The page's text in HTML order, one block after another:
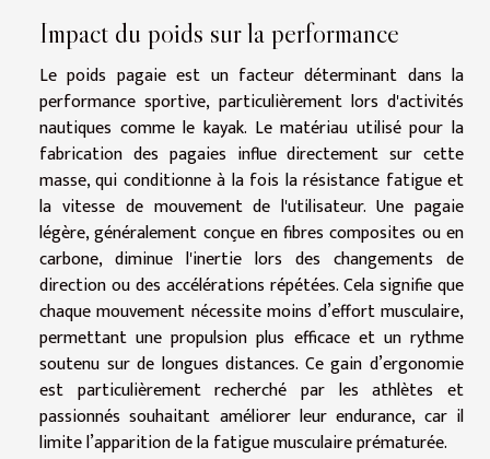
Impact du poids sur la performance
Le poids pagaie est un facteur déterminant dans la
performance sportive, particulièrement lors d'activités
nautiques comme le kayak. Le matériau utilisé pour la
fabrication des pagaies influe directement sur cette
masse, qui conditionne à la fois la résistance fatigue et
la vitesse de mouvement de l'utilisateur. Une pagaie
légère, généralement conçue en fibres composites ou en
carbone, diminue l'inertie lors des changements de
direction ou des accélérations répétées. Cela signifie que
chaque mouvement nécessite moins d’effort musculaire,
permettant une propulsion plus efficace et un rythme
soutenu sur de longues distances. Ce gain d’ergonomie
est particulièrement recherché par les athlètes et
passionnés souhaitant améliorer leur endurance, car il
limite l’apparition de la fatigue musculaire prématurée.